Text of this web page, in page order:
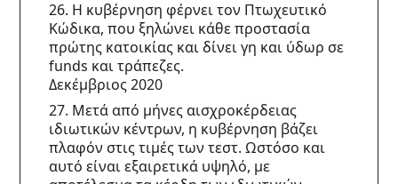
26. Η κυβέρνηση φέρνει τον Πτωχευτικό
Κώδικα, που ξηλώνει κάθε προστασία
πρώτης κατοικίας και δίνει γη και ύδωρ σε
funds και τράπεζες.
Δεκέμβριος 2020
27. Μετά από μήνες αισχροκέρδειας
ιδιωτικών κέντρων, η κυβέρνηση βάζει
πλαφόν στις τιμές των τεστ. Ωστόσο και
αυτό είναι εξαιρετικά υψηλό, με